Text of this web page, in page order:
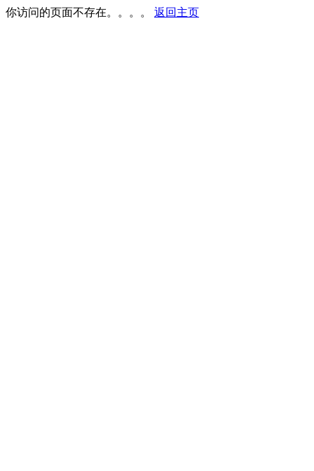
你访问的页面不存在。。。。 返回主页